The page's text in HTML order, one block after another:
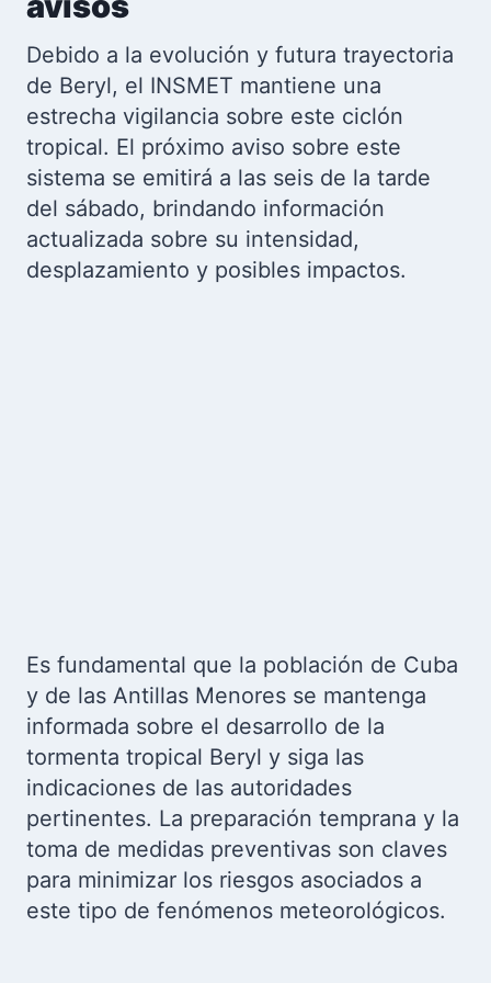
Debido a la evolución y futura trayectoria
de Beryl, el INSMET mantiene una
estrecha vigilancia sobre este ciclón
tropical. El próximo aviso sobre este
sistema se emitirá a las seis de la tarde
del sábado, brindando información
actualizada sobre su intensidad,
desplazamiento y posibles impactos.
Es fundamental que la población de Cuba
y de las Antillas Menores se mantenga
informada sobre el desarrollo de la
tormenta tropical Beryl y siga las
indicaciones de las autoridades
pertinentes. La preparación temprana y la
toma de medidas preventivas son claves
para minimizar los riesgos asociados a
este tipo de fenómenos meteorológicos.